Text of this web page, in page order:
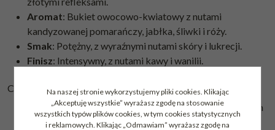
Aromat: Bukiet owocowo-kwiatowy z nutami
kandyzowanej pomarańczy, jabłka, śliwki i róży.
Smak: Potężny, z wyraźnymi nutami skóry i lukrecji.
Finisz: Intensywny, z nutami kawy i wanilii.
Charakterystyka koniaku i zestawu
Kategoria: VSOP Superior (starzony dłużej niż minimum
VSOP).
Na naszej stronie wykorzystujemy pliki cookies. Klikając
„Akceptuję wszystkie” wyrażasz zgodę na stosowanie
wszystkich typów plików cookies, w tym cookies statystycznych
i reklamowych. Klikając „Odmawiam” wyrażasz zgodę na